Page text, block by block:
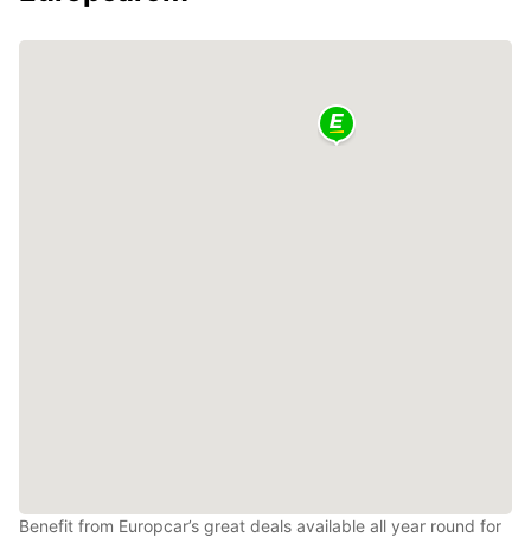
Benefit from Europcar’s great deals available all year round for